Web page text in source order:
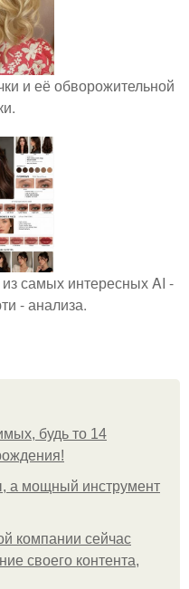
и её обворожительной
самых интересных AI -
- анализа.
будь то 14
а мощный инструмент
компании сейчас
своего контента,